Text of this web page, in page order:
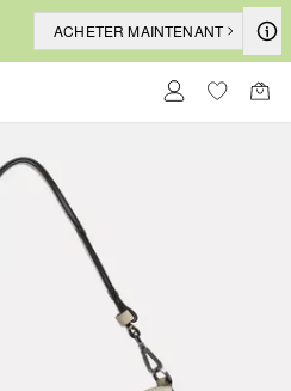
ACHETER MAINTENANT